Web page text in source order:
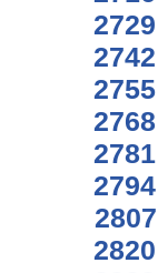
2729
2742
2755
2768
2781
2794
2807
2820